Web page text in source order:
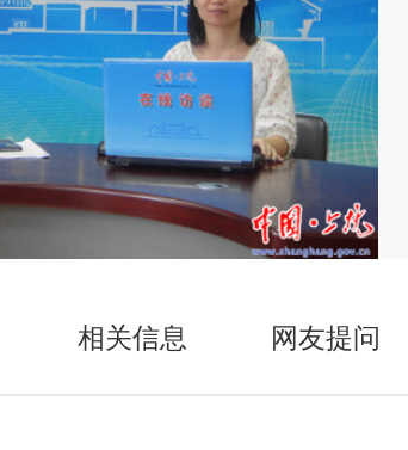
相关信息 网友提问